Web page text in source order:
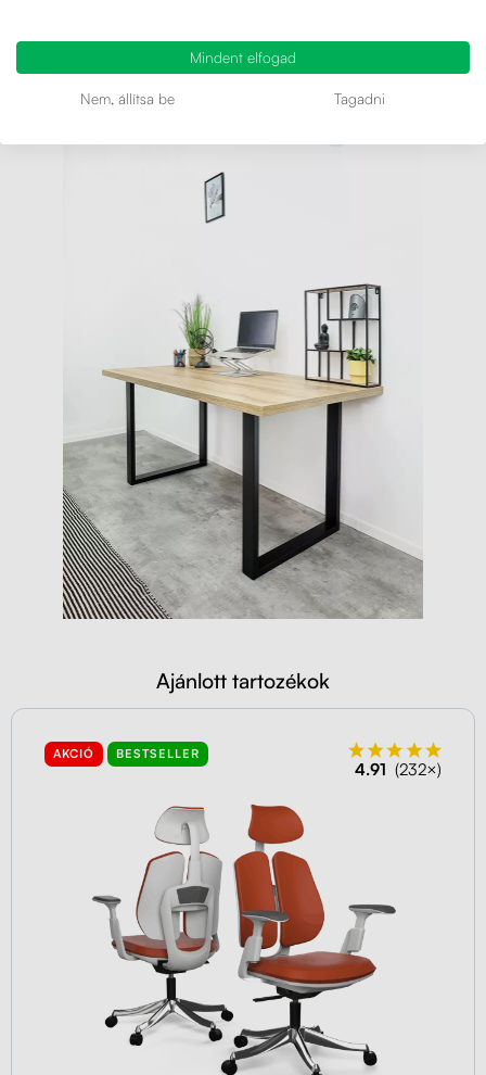
Ajánlott tartozékok
AKCIÓ BESTSELLER
4.91 (232×)
Mindent elfogad
Nem, állítsa be Tagadni